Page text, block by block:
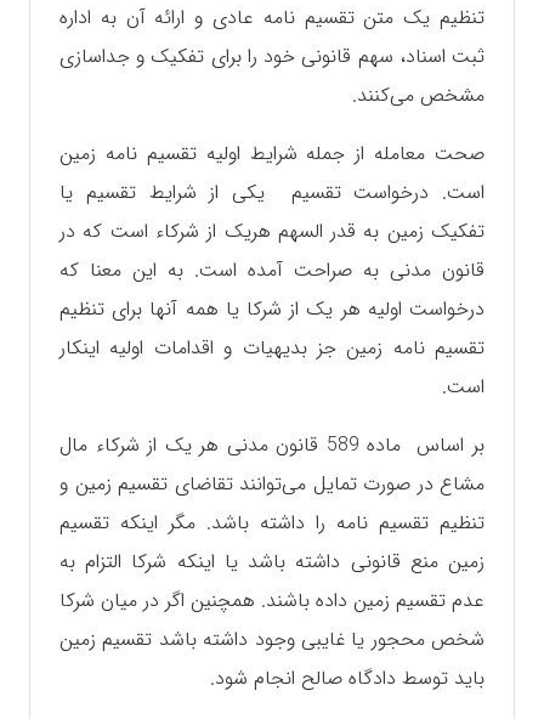
تنظیم یک متن تقسیم نامه عادی و ارائه آن به اداره
ثبت اسناد، سهم قانونی خود را برای تفکیک و جداسازی
مشخص می‌کنند.
صحت معامله از جمله شرایط اولیه تقسیم نامه زمین
است. درخواست تقسیم یکی از شرایط تقسیم یا
تفکیک زمین به قدر السهم هریک از شرکاء است که در
قانون مدنی به صراحت آمده است. به این معنا که
درخواست اولیه هر یک از شرکا یا همه آنها برای تنظیم
تقسیم نامه زمین جز بدیهیات و اقدامات اولیه اینکار
است.
بر اساس ماده 589 قانون مدنی هر یک از شرکاء مال
مشاع در صورت تمایل می‌توانند تقاضای تقسیم زمین و
تنظیم تقسیم نامه را داشته باشد. مگر اینکه تقسیم
زمین منع قانونی داشته باشد یا اینکه شرکا التزام به
عدم تقسیم زمین داده باشند. همچنین اگر در میان شرکا
شخص محجور یا غایبی وجود داشته باشد تقسیم زمین
باید توسط دادگاه صالح انجام شود.